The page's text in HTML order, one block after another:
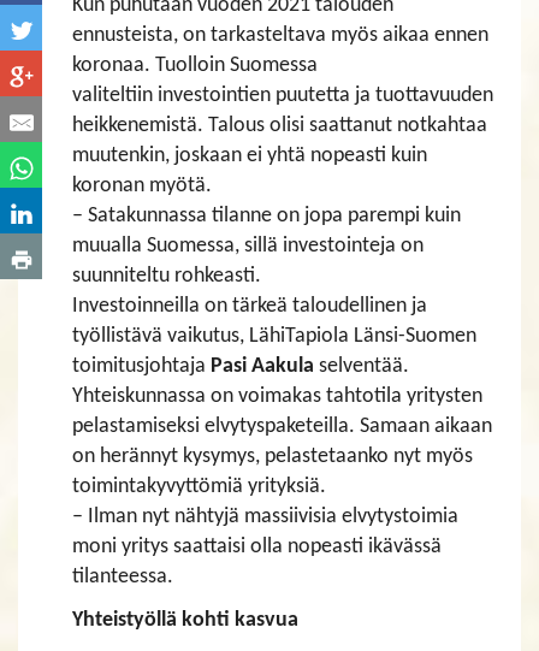
Kun puhutaan vuoden 2021 talouden
ennusteista, on tarkasteltava myös aikaa ennen
koronaa. Tuolloin Suomessa
valiteltiin investointien puutetta ja tuottavuuden
heikkenemistä. Talous olisi saattanut notkahtaa
muutenkin, joskaan ei yhtä nopeasti kuin
koronan myötä.
– Satakunnassa tilanne on jopa parempi kuin
muualla Suomessa, sillä investointeja on
suunniteltu rohkeasti.
Investoinneilla on tärkeä taloudellinen ja
työllistävä vaikutus, LähiTapiola Länsi-Suomen
toimitusjohtaja Pasi Aakula selventää.
Yhteiskunnassa on voimakas tahtotila yritysten
pelastamiseksi elvytyspaketeilla. Samaan aikaan
on herännyt kysymys, pelastetaanko nyt myös
toimintakyvyttömiä yrityksiä.
– Ilman nyt nähtyjä massiivisia elvytystoimia
moni yritys saattaisi olla nopeasti ikävässä
tilanteessa.
Yhteistyöllä kohti kasvua